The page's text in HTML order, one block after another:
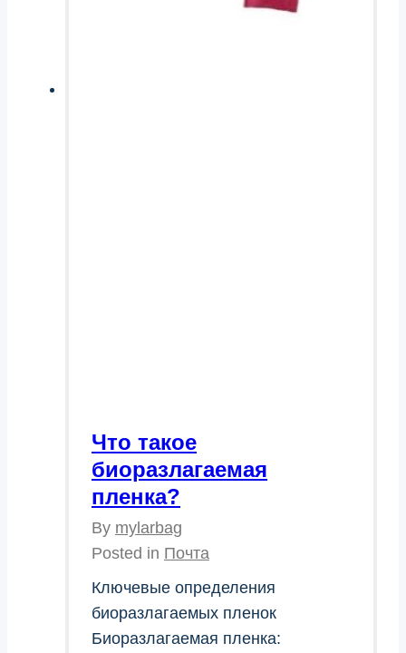
Что такое
биоразлагаемая
пленка?
By mylarbag
Posted in Почта
Ключевые определения
биоразлагаемых пленок
Биоразлагаемая пленка: